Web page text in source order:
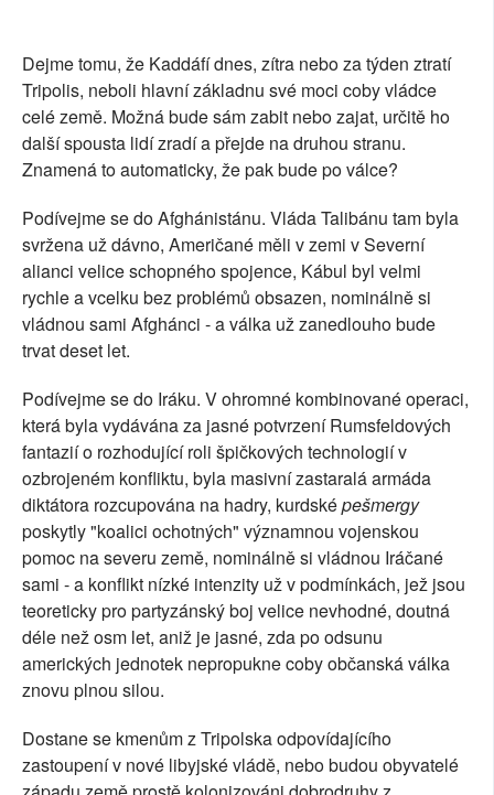
Dejme tomu, že Kaddáfí dnes, zítra nebo za týden ztratí
Tripolis, neboli hlavní základnu své moci coby vládce
celé země. Možná bude sám zabit nebo zajat, určitě ho
další spousta lidí zradí a přejde na druhou stranu.
Znamená to automaticky, že pak bude po válce?
Podívejme se do Afghánistánu. Vláda Talibánu tam byla
svržena už dávno, Američané měli v zemi v Severní
alianci velice schopného spojence, Kábul byl velmi
rychle a vcelku bez problémů obsazen, nominálně si
vládnou sami Afghánci - a válka už zanedlouho bude
trvat deset let.
Podívejme se do Iráku. V ohromné kombinované operaci,
která byla vydávána za jasné potvrzení Rumsfeldových
fantazií o rozhodující roli špičkových technologií v
ozbrojeném konfliktu, byla masivní zastaralá armáda
diktátora rozcupována na hadry, kurdsképešmergy
poskytly "koalici ochotných" významnou vojenskou
pomoc na severu země, nominálně si vládnou Iráčané
sami - a konflikt nízké intenzity už v podmínkách, jež jsou
teoreticky pro partyzánský boj velice nevhodné, doutná
déle než osm let, aniž je jasné, zda po odsunu
amerických jednotek nepropukne coby občanská válka
znovu plnou silou.
Dostane se kmenům z Tripolska odpovídajícího
zastoupení v nové libyjské vládě, nebo budou obyvatelé